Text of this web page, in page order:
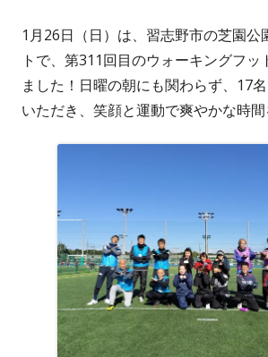
1月26日（日）は、習志野市の芝園公
トで、第311回目のウォーキングフッ
ました！日曜の朝にも関わらず、17
いただき、笑顔と運動で爽やかな時間